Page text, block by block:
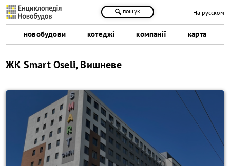
новобудови котеджі компанії карта
пошук На русском
ЖК Smart Oseli, Вишневе